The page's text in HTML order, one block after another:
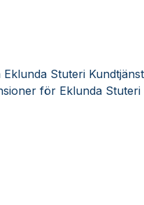
Stuteri
för Eklunda